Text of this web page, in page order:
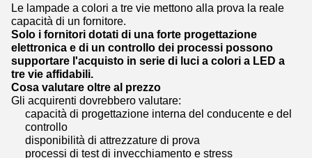
Le lampade a colori a tre vie mettono alla prova la reale
capacità di un fornitore.
Solo i fornitori dotati di una forte progettazione
elettronica e di un controllo dei processi possono
supportare l'acquisto in serie di luci a colori a LED a
tre vie affidabili.
Cosa valutare oltre al prezzo
Gli acquirenti dovrebbero valutare:
capacità di progettazione interna del conducente e del
controllo
disponibilità di attrezzature di prova
processi di test di invecchiamento e stress